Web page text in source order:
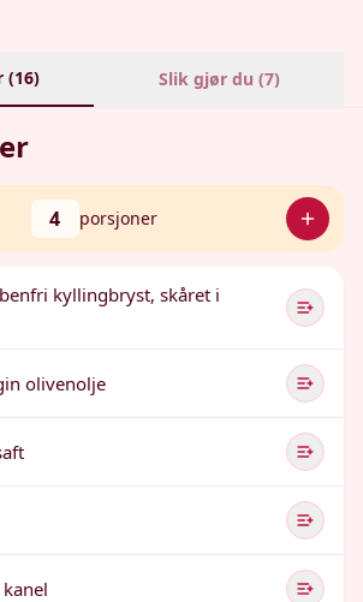
(16) Slik gjør du (7)
4 porsjoner
kyllingbryst, skåret i
olivenolje